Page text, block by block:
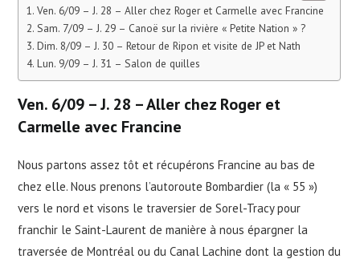
Ven. 6/09 – J. 28 – Aller chez Roger et Carmelle avec Francine
Sam. 7/09 – J. 29 – Canoë sur la rivière « Petite Nation » ?
Dim. 8/09 – J. 30 – Retour de Ripon et visite de JP et Nath
Lun. 9/09 – J. 31 – Salon de quilles
Ven. 6/09 – J. 28 – Aller chez Roger et
Carmelle avec Francine
Nous partons assez tôt et récupérons Francine au bas de
chez elle. Nous prenons l’autoroute Bombardier (la « 55 »)
vers le nord et visons le traversier de Sorel-Tracy pour
franchir le Saint-Laurent de manière à nous épargner la
traversée de Montréal ou du Canal Lachine dont la gestion du